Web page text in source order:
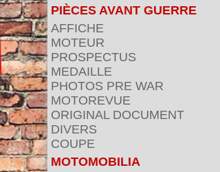
PIÈCES AVANT GUERRE
AFFICHE
MOTEUR
PROSPECTUS
MEDAILLE
PHOTOS PRE WAR
MOTOREVUE
ORIGINAL DOCUMENT
DIVERS
COUPE
MOTOMOBILIA